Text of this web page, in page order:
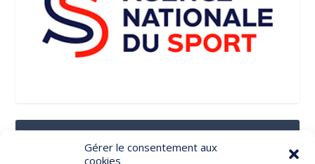
Gérer le consentement aux
cookies